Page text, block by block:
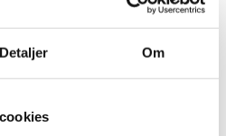
Detaljer Om